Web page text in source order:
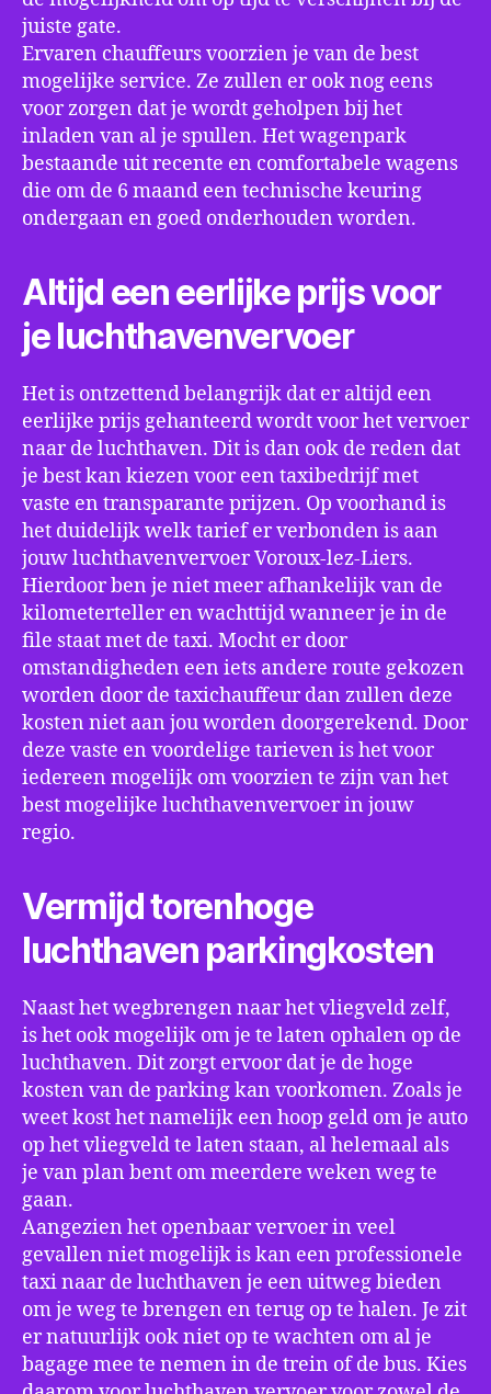
juiste gate.
Ervaren chauffeurs voorzien je van de best
mogelijke service. Ze zullen er ook nog eens
voor zorgen dat je wordt geholpen bij het
inladen van al je spullen. Het wagenpark
bestaande uit recente en comfortabele wagens
die om de 6 maand een technische keuring
ondergaan en goed onderhouden worden.
Altijd een eerlijke prijs voor
je luchthavenvervoer
Het is ontzettend belangrijk dat er altijd een
eerlijke prijs gehanteerd wordt voor het vervoer
naar de luchthaven. Dit is dan ook de reden dat
je best kan kiezen voor een taxibedrijf met
vaste en transparante prijzen. Op voorhand is
het duidelijk welk tarief er verbonden is aan
jouw luchthavenvervoer Voroux-lez-Liers.
Hierdoor ben je niet meer afhankelijk van de
kilometerteller en wachttijd wanneer je in de
file staat met de taxi. Mocht er door
omstandigheden een iets andere route gekozen
worden door de taxichauffeur dan zullen deze
kosten niet aan jou worden doorgerekend. Door
deze vaste en voordelige tarieven is het voor
iedereen mogelijk om voorzien te zijn van het
best mogelijke luchthavenvervoer in jouw
regio.
Vermijd torenhoge
luchthaven parkingkosten
Naast het wegbrengen naar het vliegveld zelf,
is het ook mogelijk om je te laten ophalen op de
luchthaven. Dit zorgt ervoor dat je de hoge
kosten van de parking kan voorkomen. Zoals je
weet kost het namelijk een hoop geld om je auto
op het vliegveld te laten staan, al helemaal als
je van plan bent om meerdere weken weg te
gaan.
Aangezien het openbaar vervoer in veel
gevallen niet mogelijk is kan een professionele
taxi naar de luchthaven je een uitweg bieden
om je weg te brengen en terug op te halen. Je zit
er natuurlijk ook niet op te wachten om al je
bagage mee te nemen in de trein of de bus. Kies